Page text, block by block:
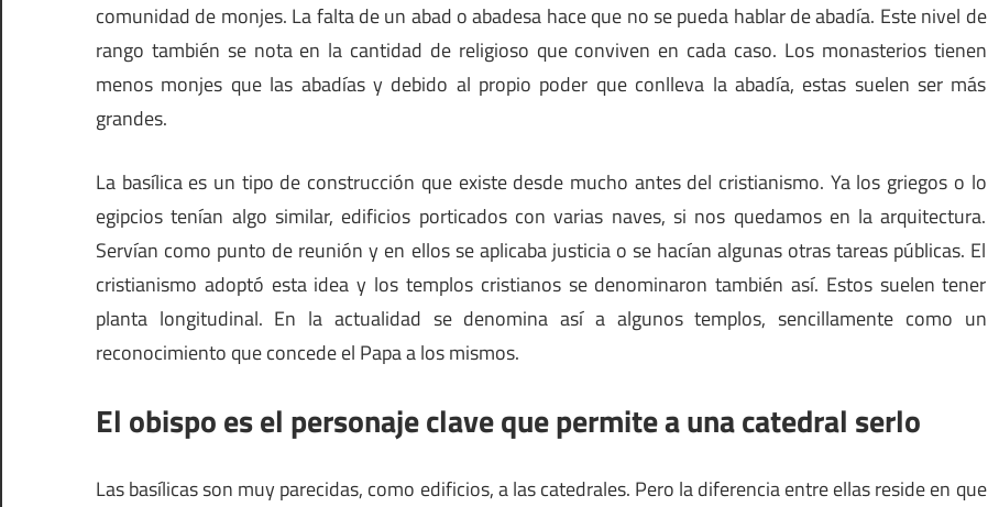
comunidad de monjes. La falta de un abad o abadesa hace que no se pueda hablar de abadía. Este nivel de
rango también se nota en la cantidad de religioso que conviven en cada caso. Los monasterios tienen
menos monjes que las abadías y debido al propio poder que conlleva la abadía, estas suelen ser más
grandes.
La basílica es un tipo de construcción que existe desde mucho antes del cristianismo. Ya los griegos o lo
egipcios tenían algo similar, edificios porticados con varias naves, si nos quedamos en la arquitectura.
Servían como punto de reunión y en ellos se aplicaba justicia o se hacían algunas otras tareas públicas. El
cristianismo adoptó esta idea y los templos cristianos se denominaron también así. Estos suelen tener
planta longitudinal. En la actualidad se denomina así a algunos templos, sencillamente como un
reconocimiento que concede el Papa a los mismos.
El obispo es el personaje clave que permite a una catedral serlo
Las basílicas son muy parecidas, como edificios, a las catedrales. Pero la diferencia entre ellas reside en que